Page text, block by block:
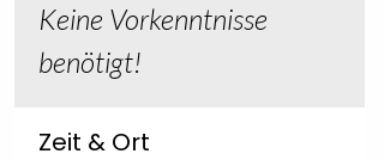
Keine Vorkenntnisse
benötigt!
Zeit & Ort